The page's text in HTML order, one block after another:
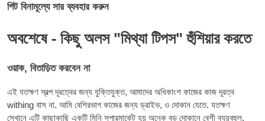
পিট বিনামূল্যে সার ব্যবহার করুন
অবশেষে - কিছু অলস "মিথ্যা টিপস" হুঁশিয়ার করতে
ওয়াক, বিতাড়িত করবেন না
এই যতক্ষণ স্বল্প দূরত্বের জন্য যুক্তিযুক্ত, আমাদের অধিকাংশ কাজের কাজ দূরত্ব
withing বাস না. আমি বেশিরভাগ কাজের জন্য ড্রাইভ, ও দোকান যেতে. যতক্ষণ
সেখানে এটি কাছাকাছি একটি মিনি সুপারমার্কেট হয় অনেক বড় দোকানে বেশী ব্যয়বহুল,